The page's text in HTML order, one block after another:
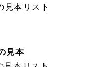
見本リスト
見本